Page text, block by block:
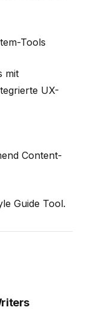
Tools
mit
UX-
Content-
Guide Tool.